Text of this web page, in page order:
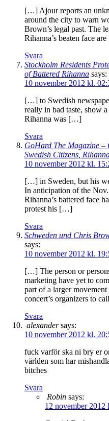
[…] Ajour reports an
around the city to warn
Brown’s legal past. The
Rihanna’s beaten face
Svara
Stockholm Residents
of Battered Rihanna says:
10 november 2012 kl.
[…] to Swedish
really in bad taste, show
Rihanna was […]
Svara
GoHard The Magazine –
Swedish Citizens,
10 november 2012 kl.
[…] in Sweden, but his
In anticipation of the
Rihanna’s battered face
protest his […]
Svara
Schweden und Chris
says:
10 november 2012 kl.
[…] The person or
marketing have yet to
part of a larger movement
concert’s organizers to
Svara
alexander says:
10 november 2012 kl.
fuck varför ska ni bry er
världen som har
bitches
Svara
Robin says:
12 november 2012